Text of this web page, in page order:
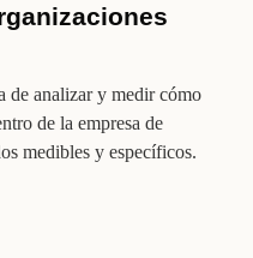
de analizar y medir cómo
de la empresa de
medibles y específicos.